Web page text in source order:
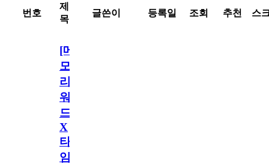
번호
제
목
글쓴이 등록일 조회 추천 스
[메
모
리
워
드
X
타
임